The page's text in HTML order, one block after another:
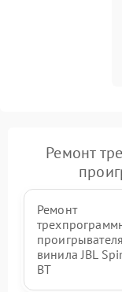
Ремонт
Ремонт
проигрывателя
винила JBL
BT